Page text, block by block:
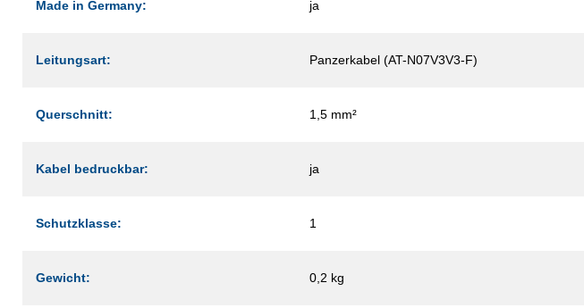
Made in Germany: ja
Leitungsart: Panzerkabel (AT-N07V3V3-F)
Querschnitt: 1,5 mm²
Kabel bedruckbar: ja
Schutzklasse: 1
Gewicht: 0,2 kg